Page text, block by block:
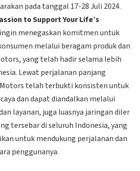
pada tanggal 17-28 Juli 2024.
to Support Your Life’s
ingin menegaskan komitmen untuk
melalui beragam produk dan
yang telah hadir selama lebih
Lewat perjalanan panjang
telah terbukti konsisten untuk
dan dapat diandalkan melalui
layanan, juga luasnya jaringan diler
tersebar di seluruh Indonesia, yang
untuk mendukung perjalanan dan
penggunanya.